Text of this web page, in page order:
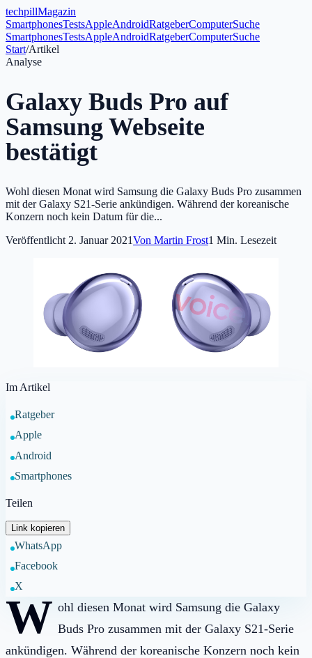
techpillMagazin
SmartphonesTestsAppleAndroidRatgeberComputerSuche
SmartphonesTestsAppleAndroidRatgeberComputerSuche
Start/Artikel
Analyse
Galaxy Buds Pro auf
Samsung Webseite
bestätigt
Wohl diesen Monat wird Samsung die Galaxy Buds Pro zusammen
mit der Galaxy S21-Serie ankündigen. Während der koreanische
Konzern noch kein Datum für die...
Veröffentlicht 2. Januar 2021Von Martin Frost1 Min. Lesezeit
Im Artikel
Ratgeber
Apple
Android
Smartphones
Teilen
Link kopieren
WhatsApp
Facebook
X
W ohl diesen Monat wird Samsung die Galaxy
Buds Pro zusammen mit der Galaxy S21-Serie
ankündigen. Während der koreanische Konzern noch kein